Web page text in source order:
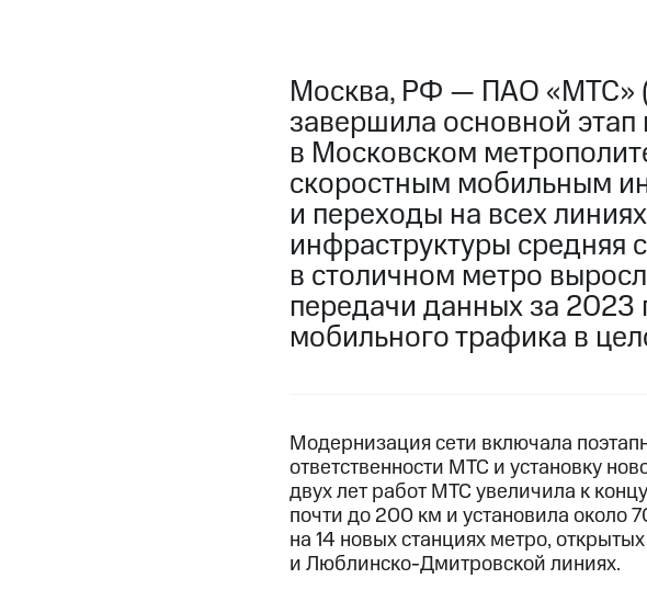
Москва, РФ — ПАО «МТС»
завершила основной
в Московском
скоростным мобильным
и переходы на всех
инфраструктуры средняя
в столичном метро
передачи данных за 2023
мобильного трафика в
Модернизация сети включала
ответственности МТС и установку
двух лет работ МТС увеличила к
почти до 200 км и установила около
на 14 новых станциях метро,
и Люблинско-Дмитровской линиях.